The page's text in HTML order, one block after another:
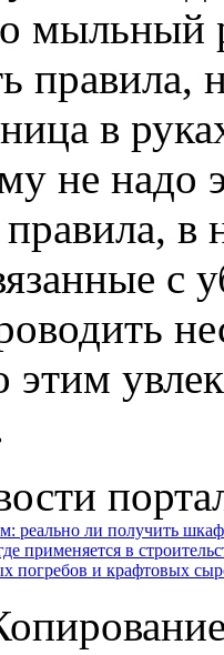
мыльный
правила,
в
не надо
с
реально ли получить
применяется в
погребов и крафтовых